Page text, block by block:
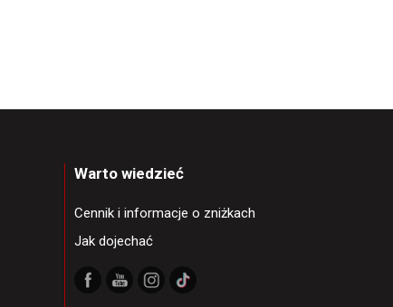
Warto wiedzieć
Cennik i informacje o zniżkach
Jak dojechać